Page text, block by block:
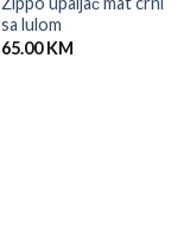
sa lulom
65.00KM